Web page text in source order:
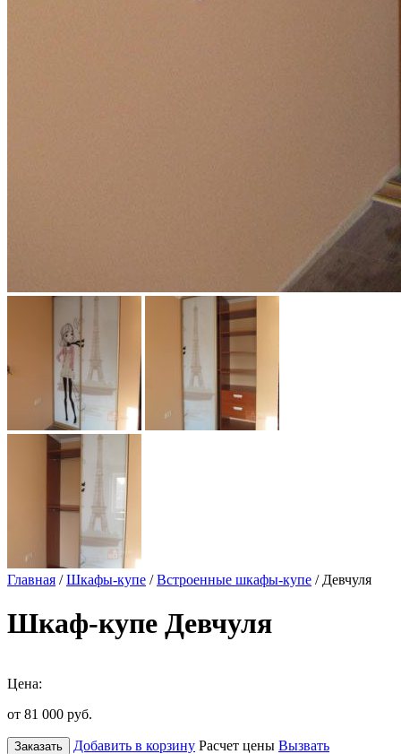
Главная /Шкафы-купе /Встроенные шкафы-купе / Девчуля
Шкаф-купе Девчуля
Цена:
от 81 000 руб.
Заказать Добавить в корзину Расчет цены Вызвать